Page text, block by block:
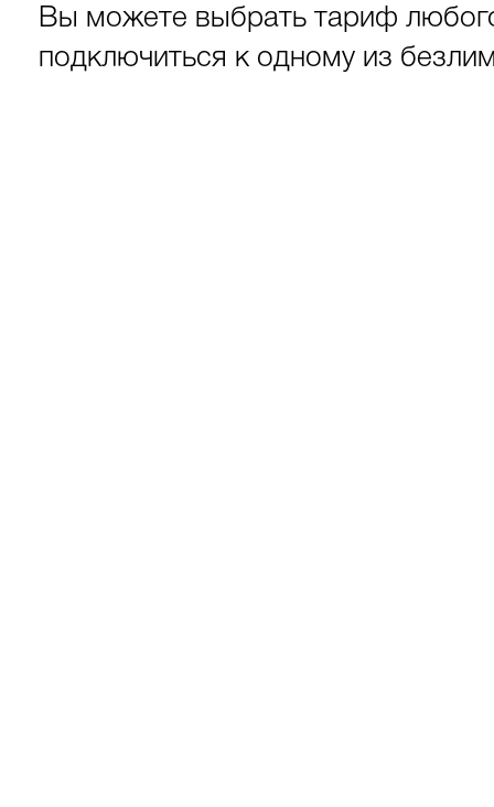
Вы можете выбрать тариф
подключиться к одному из